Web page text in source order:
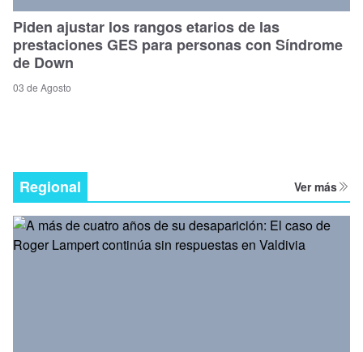
Piden ajustar los rangos etarios de las
prestaciones GES para personas con Síndrome
de Down
03 de Agosto
Regional Ver más